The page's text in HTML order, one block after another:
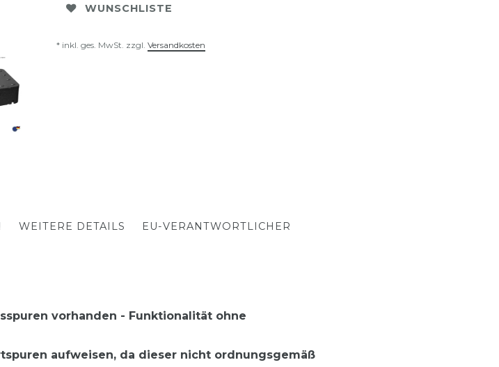
WUNSCHLISTE
* inkl. ges. MwSt. zzgl. Versandkosten
WEITERE DETAILS EU-VERANTWORTLICHER
vorhanden - Funktionalität ohne
aufweisen, da dieser nicht ordnungsgemäß